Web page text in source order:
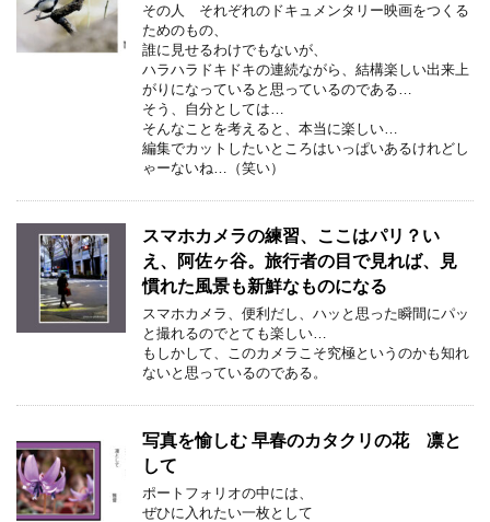
その人 それぞれのドキュメンタリー映画をつくる
ためのもの、
誰に見せるわけでもないが、
ハラハラドキドキの連続ながら、結構楽しい出来上
がりになっていると思っているのである…
そう、自分としては…
そんなことを考えると、本当に楽しい…
編集でカットしたいところはいっぱいあるけれどし
ゃーないね…（笑い）
スマホカメラの練習、ここはパリ？い
え、阿佐ヶ谷。旅行者の目で見れば、見
慣れた風景も新鮮なものになる
スマホカメラ、便利だし、ハッと思った瞬間にパッ
と撮れるのでとても楽しい…
もしかして、このカメラこそ究極というのかも知れ
ないと思っているのである。
写真を愉しむ 早春のカタクリの花 凛と
して
ポートフォリオの中には、
ぜひに入れたい一枚として